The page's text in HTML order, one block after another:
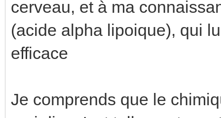
cerveau, et à ma
(acide alpha lipoique), qui
efficace
Je comprends que le